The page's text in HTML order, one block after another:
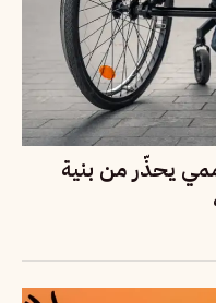
يحذّر من بنية